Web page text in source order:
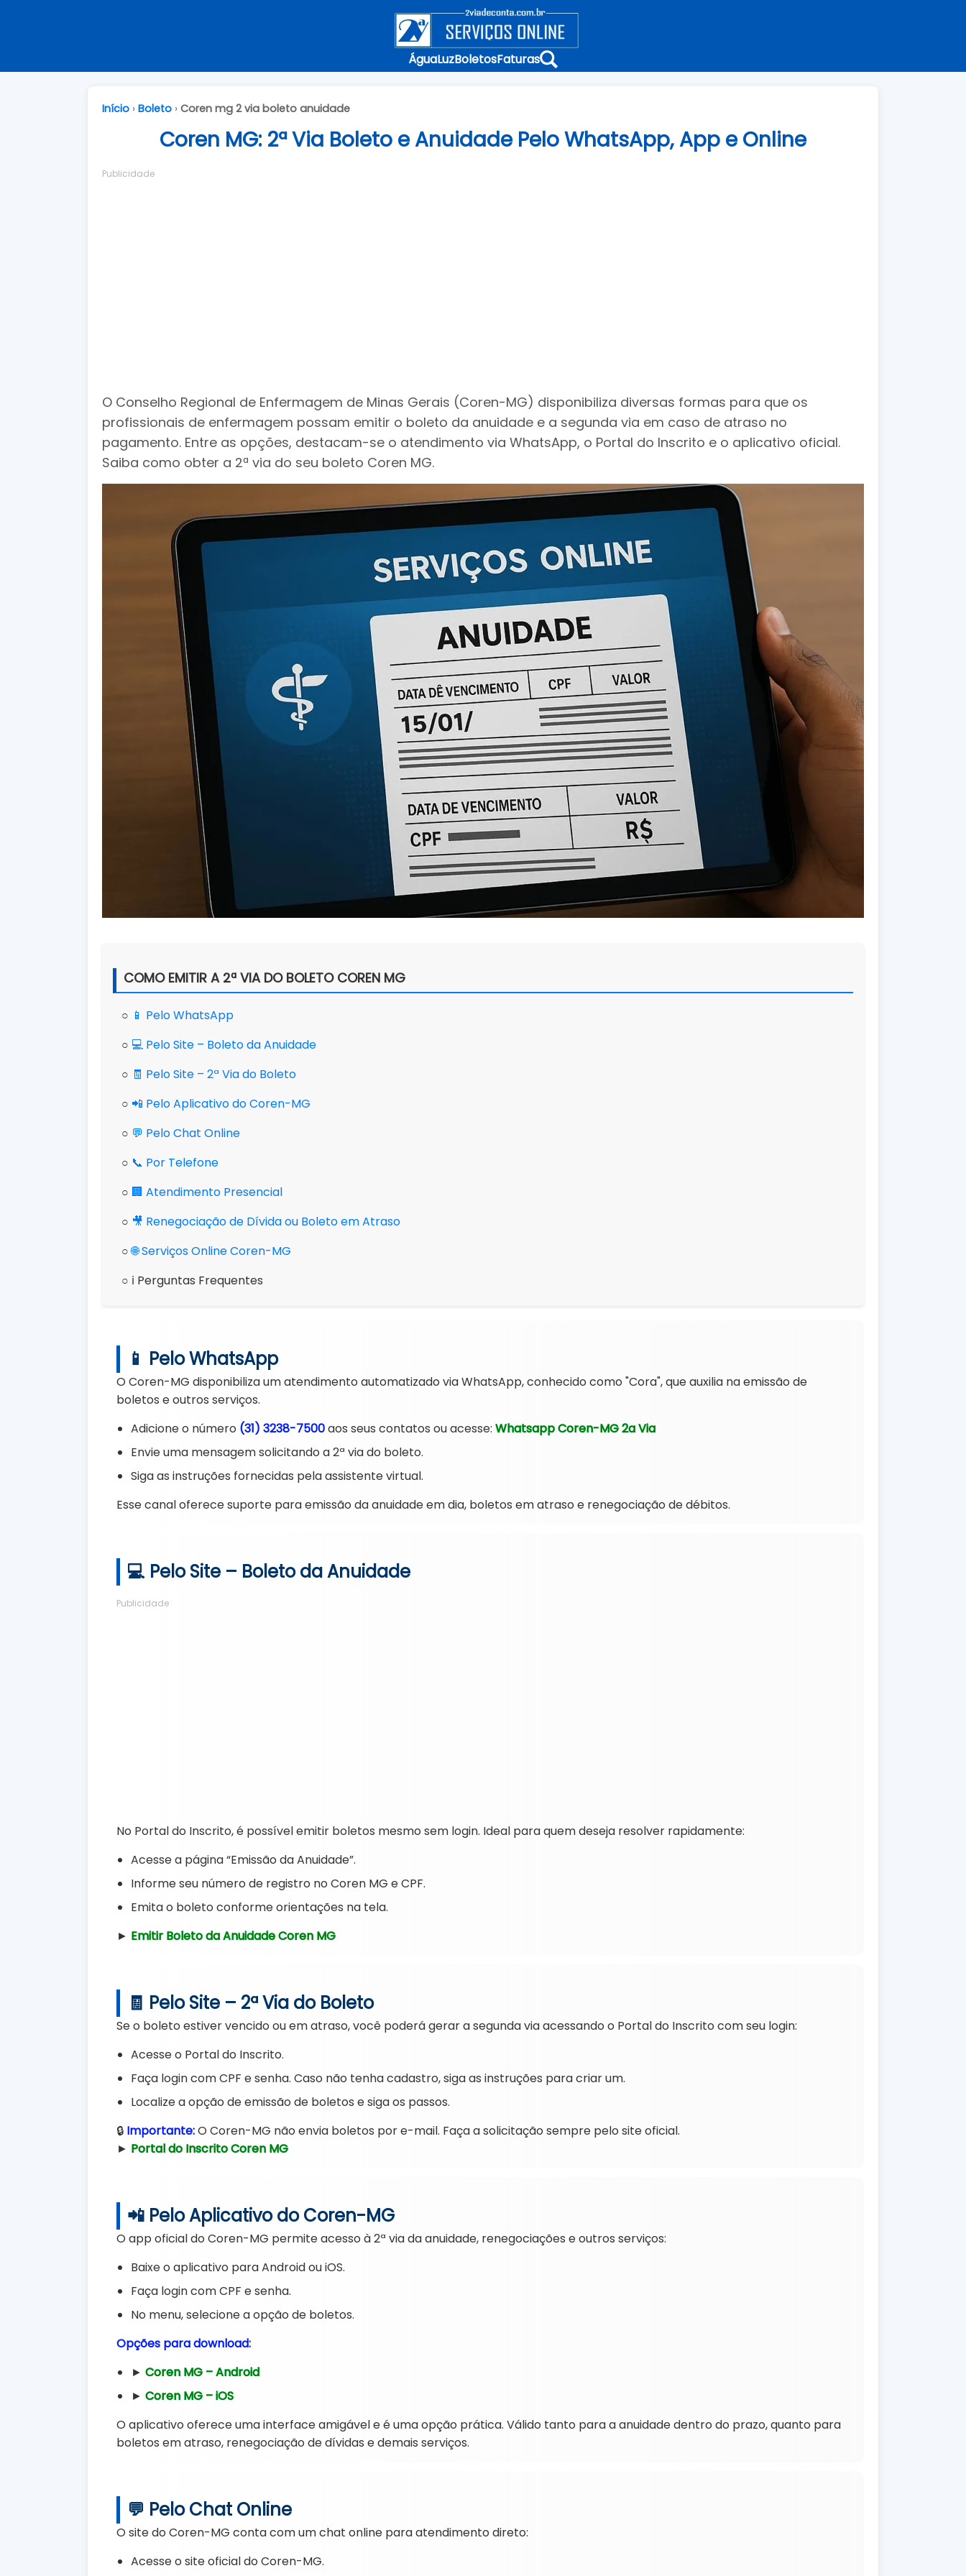
ÁguaLuzBoletosFaturas
Início › Boleto › Coren mg 2 via boleto anuidade
Coren MG: 2ª Via Boleto e Anuidade Pelo WhatsApp, App e Online
Publicidade
O Conselho Regional de Enfermagem de Minas Gerais (Coren-MG) disponibiliza diversas formas para que os
profissionais de enfermagem possam emitir o boleto da anuidade e a segunda via em caso de atraso no
pagamento. Entre as opções, destacam-se o atendimento via WhatsApp, o Portal do Inscrito e o aplicativo oficial.
Saiba como obter a 2ª via do seu boleto Coren MG.
COMO EMITIR A 2ª VIA DO BOLETO COREN MG
○ 📱 Pelo WhatsApp
○ 💻 Pelo Site – Boleto da Anuidade
○ 🧾 Pelo Site – 2ª Via do Boleto
○ 📲 Pelo Aplicativo do Coren-MG
○ 💬 Pelo Chat Online
○ 📞 Por Telefone
○ 🏢 Atendimento Presencial
○ 🎥 Renegociação de Dívida ou Boleto em Atraso
○ 🌐 Serviços Online Coren-MG
○ ℹ️ Perguntas Frequentes
📱 Pelo WhatsApp
O Coren-MG disponibiliza um atendimento automatizado via WhatsApp, conhecido como "Cora", que auxilia na emissão de
boletos e outros serviços.
Adicione o número (31) 3238-7500aos seus contatos ou acesse: Whatsapp Coren-MG 2a Via
Envie uma mensagem solicitando a 2ª via do boleto.
Siga as instruções fornecidas pela assistente virtual.
Esse canal oferece suporte para emissão da anuidade em dia, boletos em atraso e renegociação de débitos.
💻 Pelo Site – Boleto da Anuidade
Publicidade
No Portal do Inscrito, é possível emitir boletos mesmo sem login. Ideal para quem deseja resolver rapidamente:
Acesse a página “Emissão da Anuidade”.
Informe seu número de registro no Coren MG e CPF.
Emita o boleto conforme orientações na tela.
► Emitir Boleto da Anuidade Coren MG
🧾 Pelo Site – 2ª Via do Boleto
Se o boleto estiver vencido ou em atraso, você poderá gerar a segunda via acessando o Portal do Inscrito com seu login:
Acesse o Portal do Inscrito.
Faça login com CPF e senha. Caso não tenha cadastro, siga as instruções para criar um.
Localize a opção de emissão de boletos e siga os passos.
🔒 Importante:O Coren-MG não envia boletos por e-mail. Faça a solicitação sempre pelo site oficial.
► Portal do Inscrito Coren MG
📲 Pelo Aplicativo do Coren-MG
O app oficial do Coren-MG permite acesso à 2ª via da anuidade, renegociações e outros serviços:
Baixe o aplicativo para Android ou iOS.
Faça login com CPF e senha.
No menu, selecione a opção de boletos.
Opções para download:
► Coren MG – Android
► Coren MG – iOS
O aplicativo oferece uma interface amigável e é uma opção prática. Válido tanto para a anuidade dentro do prazo, quanto para
boletos em atraso, renegociação de dívidas e demais serviços.
💬 Pelo Chat Online
O site do Coren-MG conta com um chat online para atendimento direto:
Acesse o site oficial do Coren-MG.